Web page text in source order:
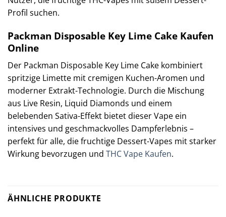
Profil suchen.
Packman Disposable Key Lime Cake Kaufen
Online
Der Packman Disposable Key Lime Cake kombiniert
spritzige Limette mit cremigen Kuchen-Aromen und
moderner Extrakt-Technologie. Durch die Mischung
aus Live Resin, Liquid Diamonds und einem
belebenden Sativa-Effekt bietet dieser Vape ein
intensives und geschmackvolles Dampferlebnis –
perfekt für alle, die fruchtige Dessert-Vapes mit starker
Wirkung bevorzugen und THC Vape Kaufen.
ÄHNLICHE PRODUKTE